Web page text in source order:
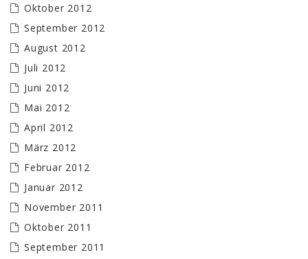
Oktober 2012
September 2012
August 2012
Juli 2012
Juni 2012
Mai 2012
April 2012
März 2012
Februar 2012
Januar 2012
November 2011
Oktober 2011
September 2011